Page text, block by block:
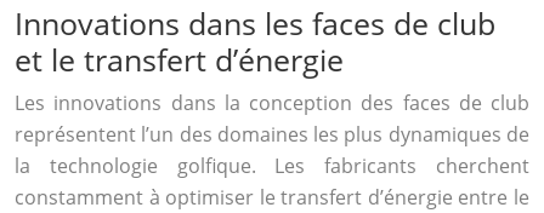
Innovations dans les faces de club
et le transfert d’énergie
Les innovations dans la conception des faces de club
représentent l’un des domaines les plus dynamiques de
la technologie golfique. Les fabricants cherchent
constamment à optimiser le transfert d’énergie entre le